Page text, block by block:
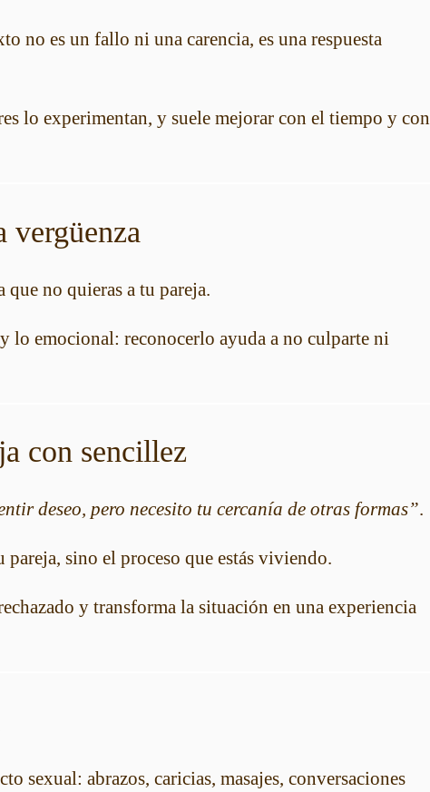
no es un fallo ni una carencia, es una respuesta
lo experimentan, y suele mejorar con el tiempo y con
vergüenza
no quieras a tu pareja.
lo emocional: reconocerlo ayuda a no culparte ni
con sencillez
deseo, pero necesito tu cercanía de otras formas”.
sino el proceso que estás viviendo.
y transforma la situación en una experiencia
sexual: abrazos, caricias, masajes, conversaciones